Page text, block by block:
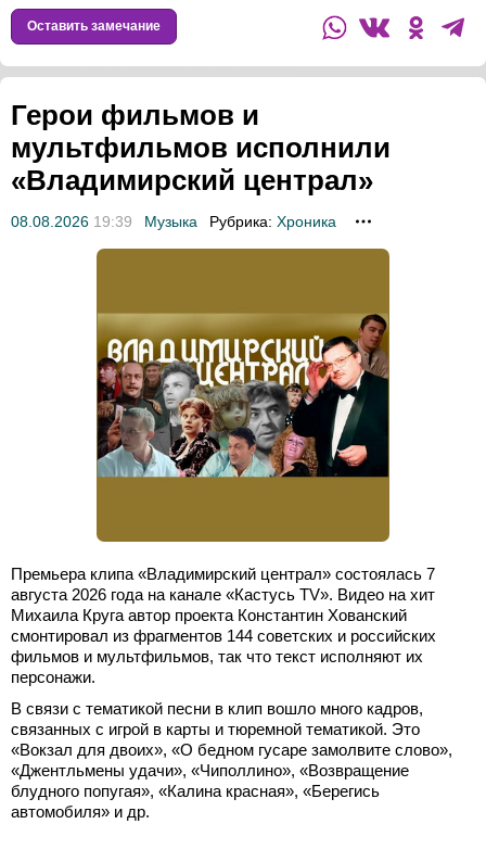
Оставить замечание
Герои фильмов и
мультфильмов исполнили
«Владимирский централ»
08.08.2026 19:39 Музыка Рубрика: Хроника
Премьера клипа «Владимирский централ» состоялась 7
августа 2026 года на канале «Кастусь TV». Видео на хит
Михаила Круга автор проекта Константин Хованский
смонтировал из фрагментов 144 советских и российских
фильмов и мультфильмов, так что текст исполняют их
персонажи.
В связи с тематикой песни в клип вошло много кадров,
связанных с игрой в карты и тюремной тематикой. Это
«Вокзал для двоих», «О бедном гусаре замолвите слово»,
«Джентльмены удачи», «Чиполлино», «Возвращение
блудного попугая», «Калина красная», «Берегись
автомобиля» и др.